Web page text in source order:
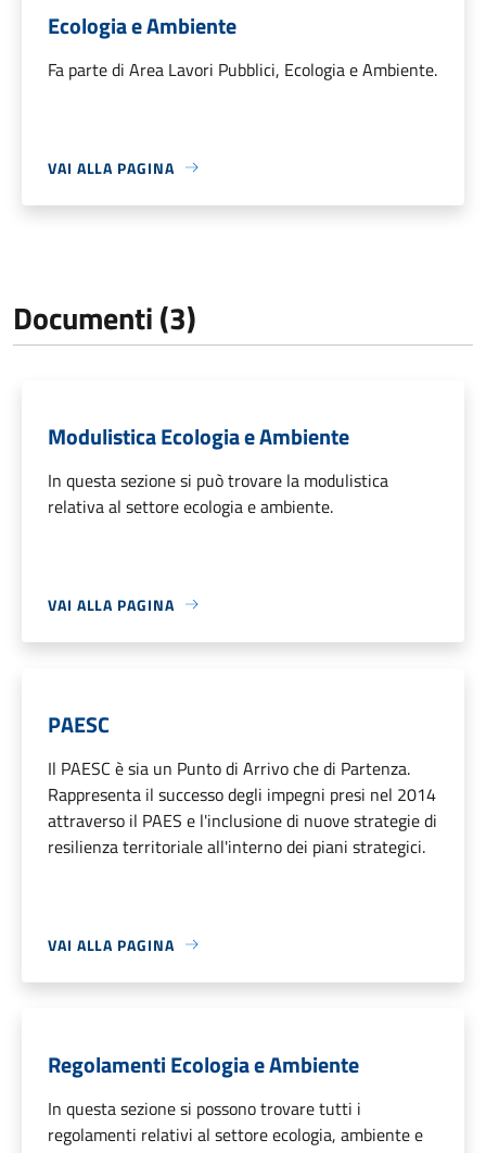
Ecologia e Ambiente
Fa parte di Area Lavori Pubblici, Ecologia e Ambiente.
VAI ALLA PAGINA
Documenti (3)
Modulistica Ecologia e Ambiente
In questa sezione si può trovare la modulistica
relativa al settore ecologia e ambiente.
VAI ALLA PAGINA
PAESC
Il PAESC è sia un Punto di Arrivo che di Partenza.
Rappresenta il successo degli impegni presi nel 2014
attraverso il PAES e l'inclusione di nuove strategie di
resilienza territoriale all'interno dei piani strategici.
VAI ALLA PAGINA
Regolamenti Ecologia e Ambiente
In questa sezione si possono trovare tutti i
regolamenti relativi al settore ecologia, ambiente e